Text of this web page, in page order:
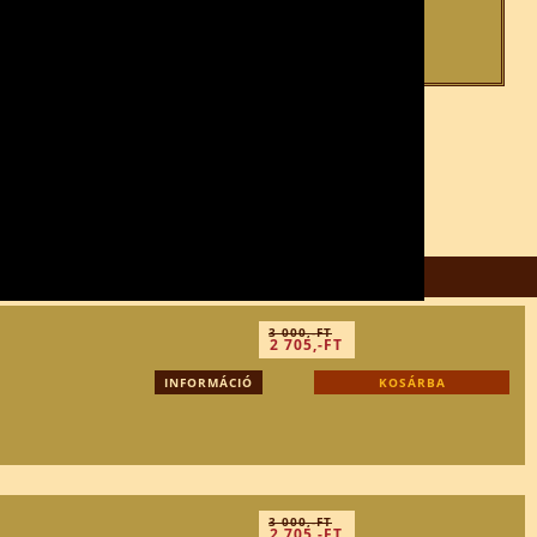
3 000,-FT
2 705,-FT
INFORMÁCIÓ KOSÁRBA
3 000,-FT